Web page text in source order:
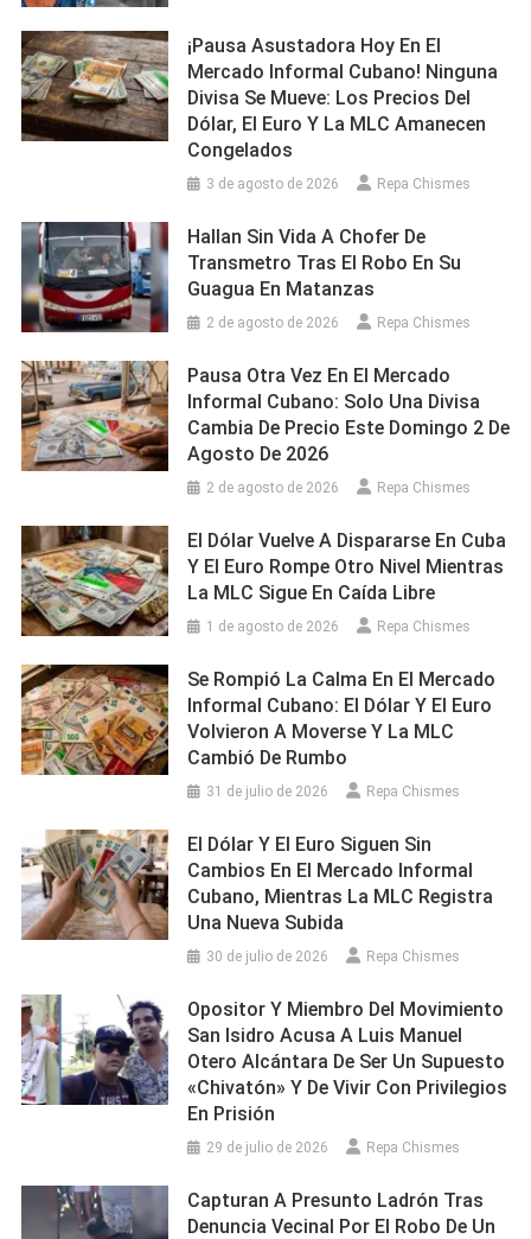
¡Pausa Asustadora Hoy En El
Mercado Informal Cubano! Ninguna
Divisa Se Mueve: Los Precios Del
Dólar, El Euro Y La MLC Amanecen
Congelados
3 de agosto de 2026 Repa Chismes
Hallan Sin Vida A Chofer De
Transmetro Tras El Robo En Su
Guagua En Matanzas
2 de agosto de 2026 Repa Chismes
Pausa Otra Vez En El Mercado
Informal Cubano: Solo Una Divisa
Cambia De Precio Este Domingo 2 De
Agosto De 2026
2 de agosto de 2026 Repa Chismes
El Dólar Vuelve A Dispararse En Cuba
Y El Euro Rompe Otro Nivel Mientras
La MLC Sigue En Caída Libre
1 de agosto de 2026 Repa Chismes
Se Rompió La Calma En El Mercado
Informal Cubano: El Dólar Y El Euro
Volvieron A Moverse Y La MLC
Cambió De Rumbo
31 de julio de 2026 Repa Chismes
El Dólar Y El Euro Siguen Sin
Cambios En El Mercado Informal
Cubano, Mientras La MLC Registra
Una Nueva Subida
30 de julio de 2026 Repa Chismes
Opositor Y Miembro Del Movimiento
San Isidro Acusa A Luis Manuel
Otero Alcántara De Ser Un Supuesto
«chivatón» Y De Vivir Con Privilegios
En Prisión
29 de julio de 2026 Repa Chismes
Capturan A Presunto Ladrón Tras
Denuncia Vecinal Por El Robo De Un